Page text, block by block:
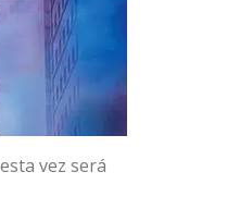
vez será